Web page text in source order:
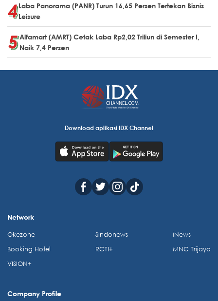
Laba Panorama (PANR) Turun 16,65 Persen Tertekan Bisnis
Leisure
Alfamart (AMRT) Cetak Laba Rp2,02 Triliun di Semester I,
Naik 7,4 Persen
Download aplikasi IDX Channel
Network
Okezone
Booking Hotel
VISION+
Sindonews
RCTI+
iNews
MNC Trijaya
Company Profile